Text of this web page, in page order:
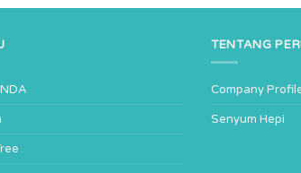
TENTANG
Company
Senyum Hepi